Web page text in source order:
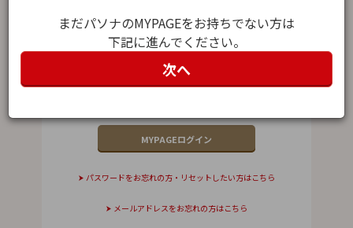
パスワード
パスワードをお忘れの方・リセットしたい方はこちら
メールアドレスをお忘れの方はこちら
まだパソナのMYPAGEをお持ちでない方は
下記に進んでください。
次へ